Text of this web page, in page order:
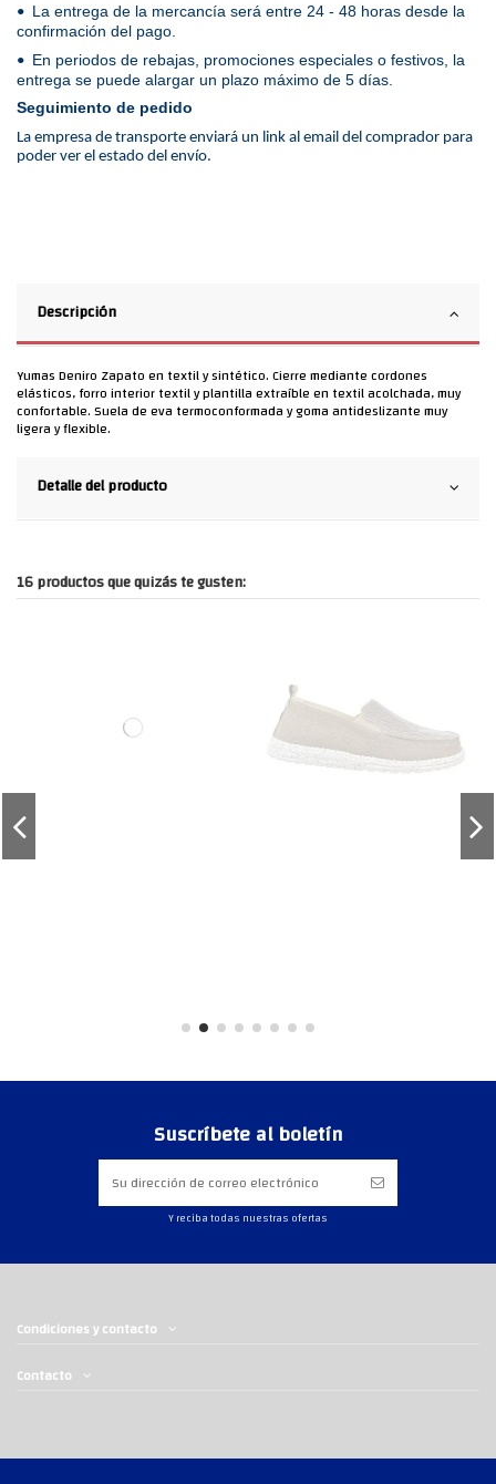
• La entrega de la mercancía será entre 24 - 48 horas desde la
confirmación del pago.
• En periodos de rebajas, promociones especiales o festivos, la
entrega se puede alargar un plazo máximo de 5 días.
Seguimiento de pedido
La empresa de transporte enviará un link al email del comprador para
poder ver el estado del envío.
Descripción
Yumas Deniro Zapato en textil y sintético. Cierre mediante cordones
elásticos, forro interior textil y plantilla extraíble en textil acolchada, muy
confortable. Suela de eva termoconformada y goma antideslizante muy
ligera y flexible.
Detalle del producto
16 productos que quizás te gusten:
Suscríbete al boletín
Y reciba todas nuestras ofertas
Condiciones y contacto
Contacto